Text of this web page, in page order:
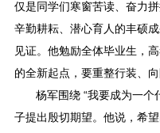
仅是同学们寒窗苦读、奋力
辛勤耕耘、潜心育人的丰硕
见证。他勉励全体毕业生，
的全新起点，要重整行装、
杨军围绕 “我要成为一个
子提出殷切期望。他说，希